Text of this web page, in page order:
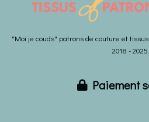
"Moi je couds" patrons de couture et
2018 - 2025.
 Paiement